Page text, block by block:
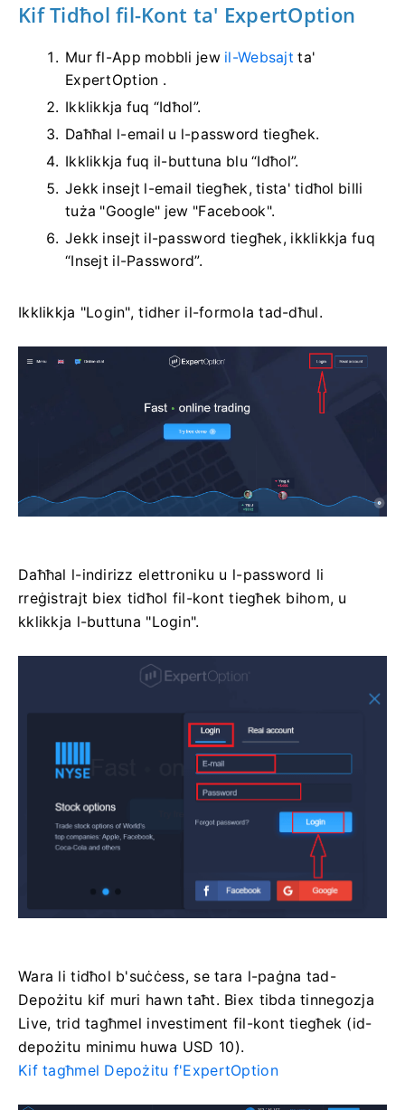
Kif Tidħol fil-Kont ta' ExpertOption
Mur fl-App mobbli jew il-Websajt ta'
ExpertOption .
Ikklikkja fuq “Idħol”.
Daħħal l-email u l-password tiegħek.
Ikklikkja fuq il-buttuna blu “Idħol”.
Jekk insejt l-email tiegħek, tista' tidħol billi
tuża "Google" jew "Facebook".
Jekk insejt il-password tiegħek, ikklikkja fuq
“Insejt il-Password”.
Ikklikkja "Login", tidher il-formola tad-dħul.
Daħħal l-indirizz elettroniku u l-password li
rreġistrajt biex tidħol fil-kont tiegħek bihom, u
kklikkja l-buttuna "Login".
Wara li tidħol b'suċċess, se tara l-paġna tad-
Depożitu kif muri hawn taħt. Biex tibda tinnegozja
Live, trid tagħmel investiment fil-kont tiegħek (id-
depożitu minimu huwa USD 10).
Kif tagħmel Depożitu f'ExpertOption